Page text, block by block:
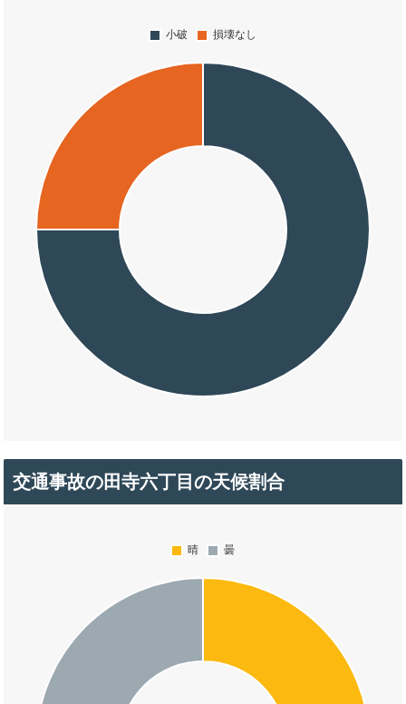
交通事故の田寺六丁目の天候割合